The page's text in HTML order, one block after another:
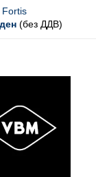
Fortis
ден (без ДДВ)